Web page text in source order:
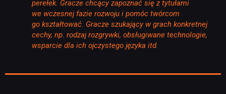
perełek. Gracze chcący zapoznać się z tytułami
we wczesnej fazie rozwoju i pomóc twórcom
go kształtować. Gracze szukający w grach konkretnej
cechy, np. rodzaj rozgrywki, obsługiwane technologie,
wsparcie dla ich ojczystego języka itd.